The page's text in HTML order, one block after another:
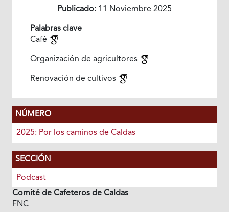
Publicado: 11 Noviembre 2025
Palabras clave
Café
Organización de agricultores
Renovación de cultivos
NÚMERO
2025: Por los caminos de Caldas
SECCIÓN
Podcast
Comité de Cafeteros de Caldas
FNC